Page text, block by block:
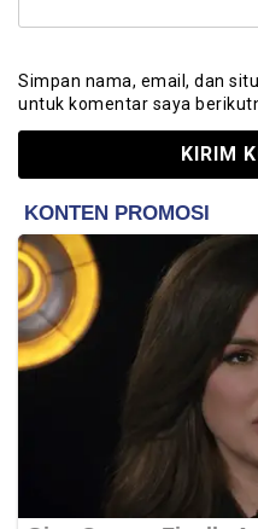
Simpan nama, email, dan
untuk komentar saya